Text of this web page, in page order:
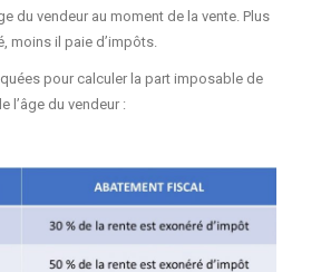
du vendeur au moment de la vente. Plus
moins il paie d’impôts.
pour calculer la part imposable de
l’âge du vendeur :